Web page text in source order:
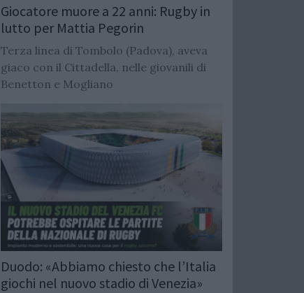
Giocatore muore a 22 anni: Rugby in
lutto per Mattia Pegorin
Terza linea di Tombolo (Padova), aveva
giaco con il Cittadella, nelle giovanili di
Benetton e Mogliano
Duodo: «Abbiamo chiesto che l’Italia
giochi nel nuovo stadio di Venezia»